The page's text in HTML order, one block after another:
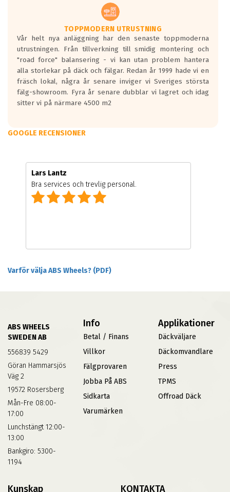
TOPPMODERN UTRUSTNING
Vår helt nya anläggning har den senaste toppmoderna
utrustningen. Från tillverkning till smidig montering och
"road force" balansering - vi kan utan problem hantera
alla storlekar på däck och fälgar. Redan år 1999 hade vi en
fräsch lokal, några år senare inviger vi Sveriges största
fälg-showroom. Fyra år senare dubblar vi lagret och idag
sitter vi på närmare 4500 m2
GOOGLE RECENSIONER
Lars Lantz
Bra services och trevlig personal.
Varför välja ABS Wheels? (PDF)
ABS WHEELS
SWEDEN AB
556839 5429
Göran Hammarsjös
Väg 2
19572 Rosersberg
Mån-Fre 08:00-
17:00
Lunchstängt 12:00-
13:00
Bankgiro: 5300-
1194
Info
Betal / Finans
Villkor
Fälgprovaren
Jobba På ABS
Sidkarta
Varumärken
Applikationer
Däckväljare
Däckomvandlare
Press
TPMS
Offroad Däck
Kunskap KONTAKTA